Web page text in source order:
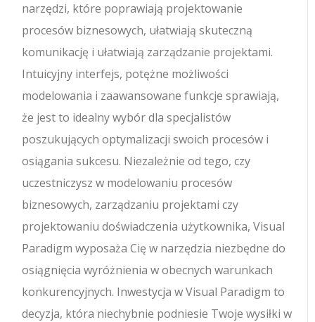
narzędzi, które poprawiają projektowanie
procesów biznesowych, ułatwiają skuteczną
komunikację i ułatwiają zarządzanie projektami.
Intuicyjny interfejs, potężne możliwości
modelowania i zaawansowane funkcje sprawiają,
że jest to idealny wybór dla specjalistów
poszukujących optymalizacji swoich procesów i
osiągania sukcesu. Niezależnie od tego, czy
uczestniczysz w modelowaniu procesów
biznesowych, zarządzaniu projektami czy
projektowaniu doświadczenia użytkownika, Visual
Paradigm wyposaża Cię w narzędzia niezbędne do
osiągnięcia wyróżnienia w obecnych warunkach
konkurencyjnych. Inwestycja w Visual Paradigm to
decyzja, która niechybnie podniesie Twoje wysiłki w